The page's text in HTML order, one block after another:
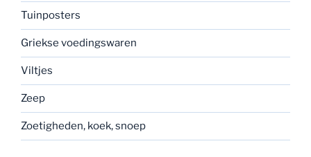
Tuinposters
Griekse voedingswaren
Viltjes
Zeep
Zoetigheden, koek, snoep